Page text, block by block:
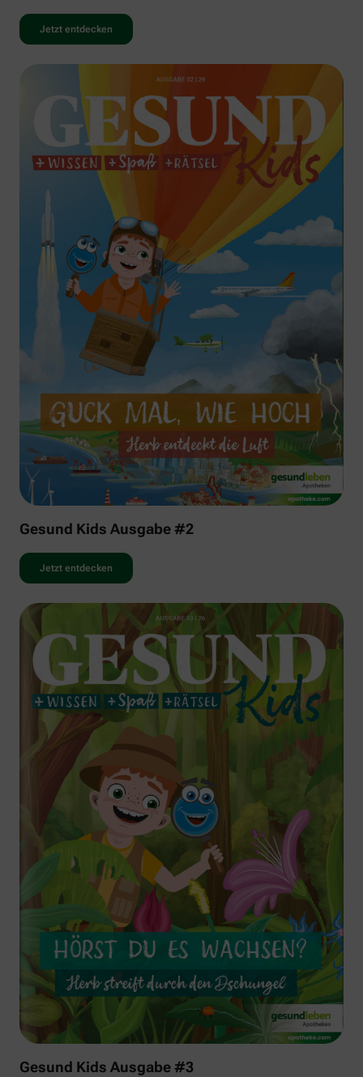
Jetzt entdecken
Gesund Kids Ausgabe #2
Jetzt entdecken
Gesund Kids Ausgabe #3